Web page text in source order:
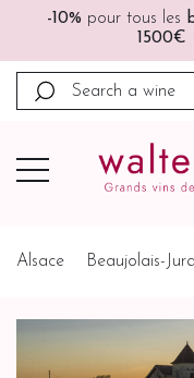
à
🚚🚚
Alsace Beaujolais-